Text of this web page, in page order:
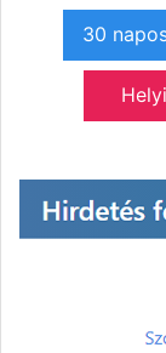
30
Helyi